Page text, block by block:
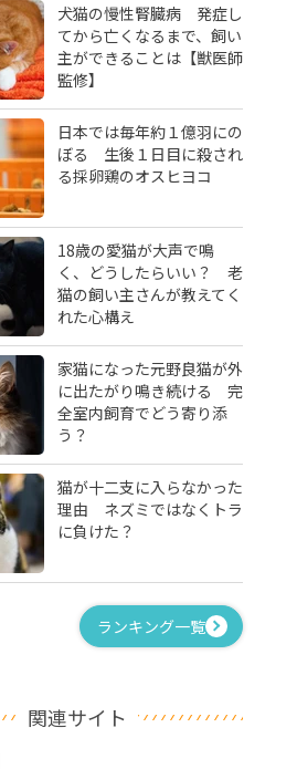
犬猫の慢性腎臓病 発症し
てから亡くなるまで、飼い
主ができることは【獣医師
監修】
日本では毎年約１億羽にの
ぼる 生後１日目に殺され
る採卵鶏のオスヒヨコ
18歳の愛猫が大声で鳴
く、どうしたらいい？ 老
猫の飼い主さんが教えてく
れた心構え
家猫になった元野良猫が外
に出たがり鳴き続ける 完
全室内飼育でどう寄り添
う？
猫が十二支に入らなかった
理由 ネズミではなくトラ
に負けた？
ランキング一覧
関連サイト